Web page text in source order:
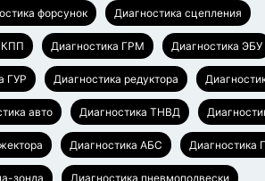
форсунок Диагностика сцепления
Диагностика ГРМ Диагностика ЭБУ
ГУР Диагностика редуктора
авто Диагностика ТНВД
Диагностика АБС Диагностика
зонда Диагностика пневмоподвески